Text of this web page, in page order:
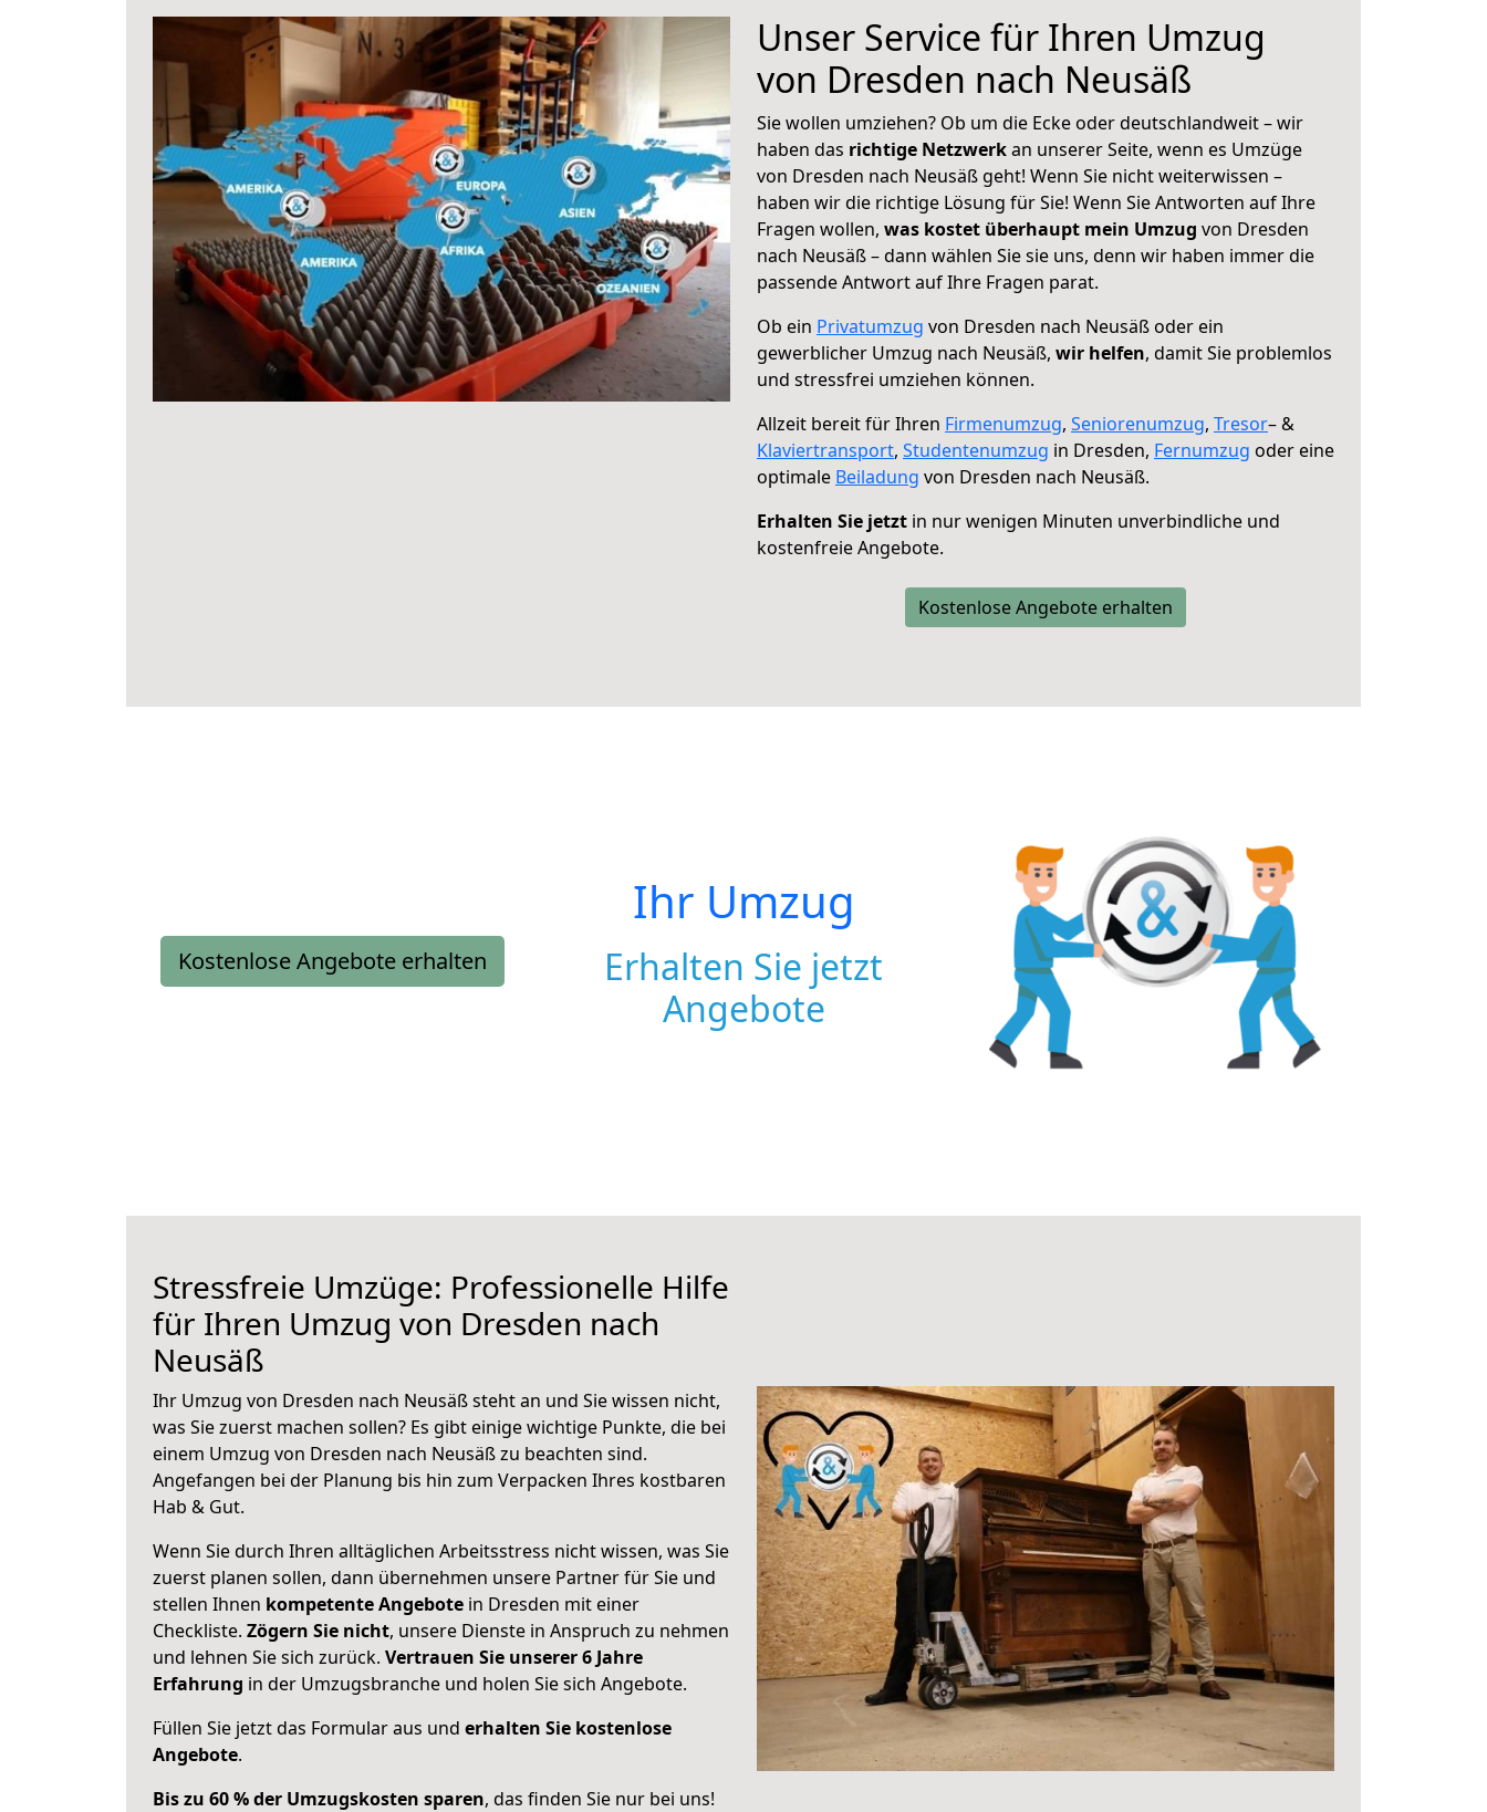
Unser Service für Ihren Umzug
von Dresden nach Neusäß
Sie wollen umziehen? Ob um die Ecke oder deutschlandweit – wir
haben das richtige Netzwerkan unserer Seite, wenn es Umzüge
von Dresden nach Neusäß geht! Wenn Sie nicht weiterwissen –
haben wir die richtige Lösung für Sie! Wenn Sie Antworten auf Ihre
Fragen wollen, was kostet überhaupt mein Umzug von Dresden
nach Neusäß – dann wählen Sie sie uns, denn wir haben immer die
passende Antwort auf Ihre Fragen parat.
Ob ein Privatumzug von Dresden nach Neusäß oder ein
gewerblicher Umzug nach Neusäß, wir helfen, damit Sie problemlos
und stressfrei umziehen können.
Allzeit bereit für Ihren Firmenumzug, Seniorenumzug, Tresor– &
Klaviertransport, Studentenumzug in Dresden, Fernumzug oder eine
optimale Beiladung von Dresden nach Neusäß.
Erhalten Sie jetzt in nur wenigen Minuten unverbindliche und
kostenfreie Angebote.
Kostenlose Angebote erhalten
Kostenlose Angebote erhalten
Ihr Umzug
Erhalten Sie jetzt
Angebote
Stressfreie Umzüge: Professionelle Hilfe
für Ihren Umzug von Dresden nach
Neusäß
Ihr Umzug von Dresden nach Neusäß steht an und Sie wissen nicht,
was Sie zuerst machen sollen? Es gibt einige wichtige Punkte, die bei
einem Umzug von Dresden nach Neusäß zu beachten sind.
Angefangen bei der Planung bis hin zum Verpacken Ihres kostbaren
Hab & Gut.
Wenn Sie durch Ihren alltäglichen Arbeitsstress nicht wissen, was Sie
zuerst planen sollen, dann übernehmen unsere Partner für Sie und
stellen Ihnen kompetente Angebote in Dresden mit einer
Checkliste. Zögern Sie nicht, unsere Dienste in Anspruch zu nehmen
und lehnen Sie sich zurück. Vertrauen Sie unserer 6 Jahre
Erfahrung in der Umzugsbranche und holen Sie sich Angebote.
Füllen Sie jetzt das Formular aus und erhalten Sie kostenlose
Angebote.
Bis zu 60 % der Umzugskosten sparen, das finden Sie nur bei uns!